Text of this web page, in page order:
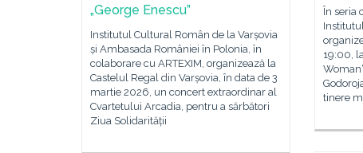
„George Enescu”
Institutul Cultural Român de la Varșovia
și Ambasada României în Polonia, în
colaborare cu ARTEXIM, organizează la
Castelul Regal din Varșovia, în data de 3
martie 2026, un concert extraordinar al
Cvartetului Arcadia, pentru a sărbători
Ziua Solidarității
În seria
19:00,
tinere